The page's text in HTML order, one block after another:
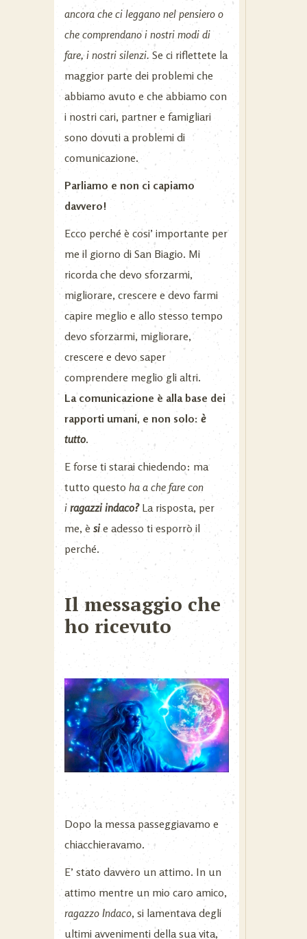
ancora che ci leggano nel pensiero o
che comprendano i nostri modi di
fare, i nostri silenzi.Se ci riflettete la
maggior parte dei problemi che
abbiamo avuto e che abbiamo con
i nostri cari, partner e famigliari
sono dovuti a problemi di
comunicazione.
Parliamo e non ci capiamo
davvero!
Ecco perché è cosi’ importante per
me il giorno di San Biagio. Mi
ricorda che devo sforzarmi,
migliorare, crescere e devo farmi
capire meglio e allo stesso tempo
devo sforzarmi, migliorare,
crescere e devo saper
comprendere meglio gli altri.
La comunicazione è alla base dei
rapporti umani, e non solo: è
tutto.
E forse ti starai chiedendo: ma
tutto questo ha a che fare con
i ragazzi indaco? La risposta, per
me, è sie adesso ti esporrò il
perché.
Il messaggio che
ho ricevuto
Dopo la messa passeggiavamo e
chiacchieravamo.
E’ stato davvero un attimo. In un
attimo mentre un mio caro amico,
ragazzo Indaco, si lamentava degli
ultimi avvenimenti della sua vita,